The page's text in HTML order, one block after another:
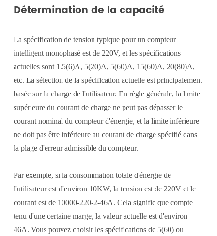
Détermination de la capacité
La spécification de tension typique pour un compteur
intelligent monophasé est de 220V, et les spécifications
actuelles sont 1.5(6)A, 5(20)A, 5(60)A, 15(60)A, 20(80)A,
etc. La sélection de la spécification actuelle est principalement
basée sur la charge de l'utilisateur. En règle générale, la limite
supérieure du courant de charge ne peut pas dépasser le
courant nominal du compteur d'énergie, et la limite inférieure
ne doit pas être inférieure au courant de charge spécifié dans
la plage d'erreur admissible du compteur.
Par exemple, si la consommation totale d'énergie de
l'utilisateur est d'environ 10KW, la tension est de 220V et le
courant est de 10000-220-2-46A. Cela signifie que compte
tenu d'une certaine marge, la valeur actuelle est d'environ
46A. Vous pouvez choisir les spécifications de 5(60) ou